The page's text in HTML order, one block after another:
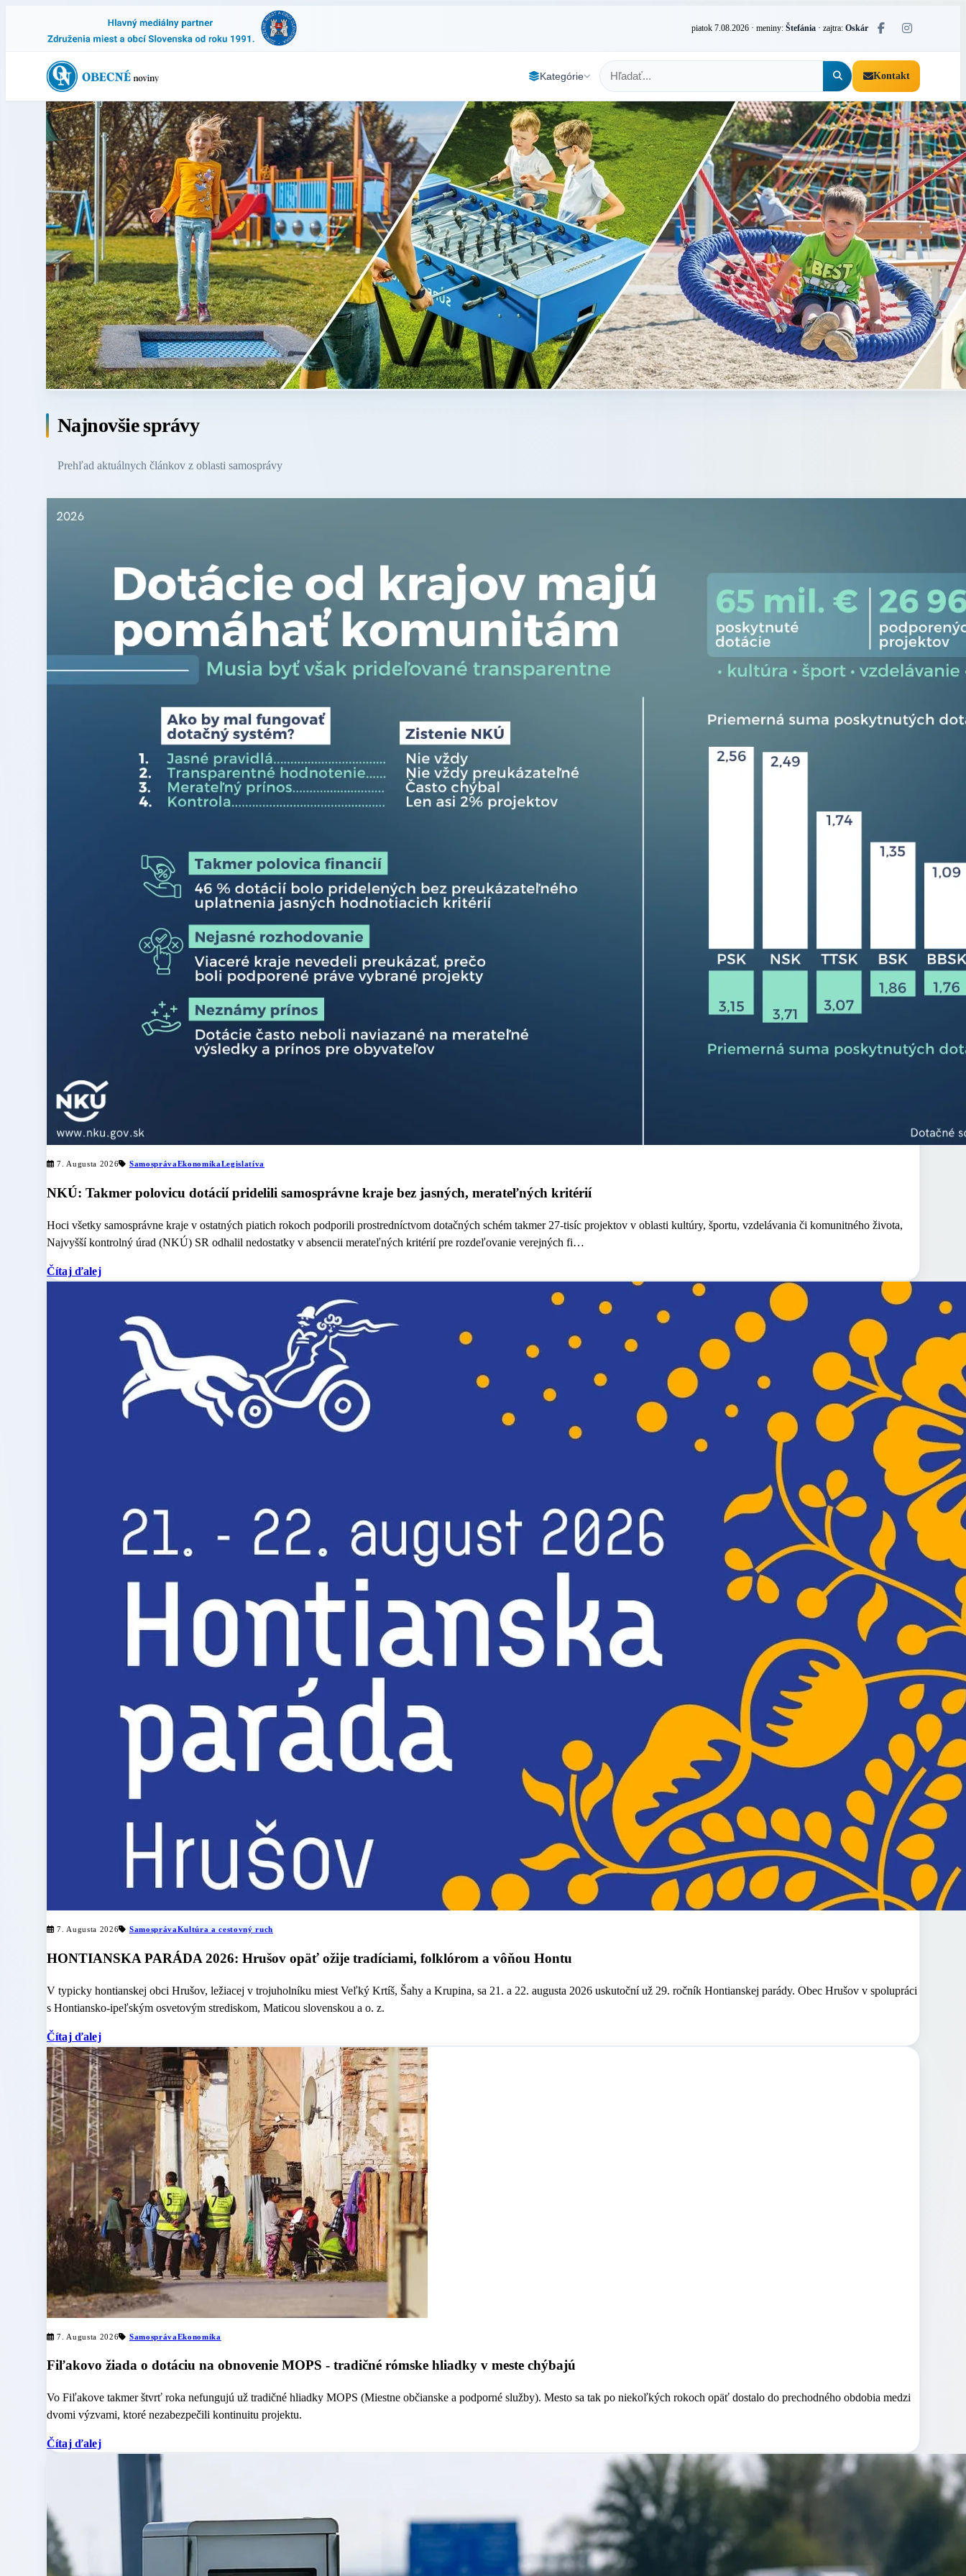
piatok 7.08.2026 · meniny: Štefánia · zajtra: Oskár
Kategórie Kontakt
Najnovšie správy
Prehľad aktuálnych článkov z oblasti samosprávy
7. Augusta 2026 SamosprávaEkonomikaLegislatíva
NKÚ: Takmer polovicu dotácií pridelili samosprávne kraje bez jasných, merateľných kritérií
Hoci všetky samosprávne kraje v ostatných piatich rokoch podporili prostredníctvom dotačných schém takmer 27-tisíc projektov v oblasti kultúry, športu, vzdelávania či komunitného života,
Najvyšší kontrolný úrad (NKÚ) SR odhalil nedostatky v absencii merateľných kritérií pre rozdeľovanie verejných fi…
Čítaj ďalej
7. Augusta 2026 SamosprávaKultúra a cestovný ruch
HONTIANSKA PARÁDA 2026: Hrušov opäť ožije tradíciami, folklórom a vôňou Hontu
V typicky hontianskej obci Hrušov, ležiacej v trojuholníku miest Veľký Krtíš, Šahy a Krupina, sa 21. a 22. augusta 2026 uskutoční už 29. ročník Hontianskej parády. Obec Hrušov v spolupráci
s Hontiansko-ipeľským osvetovým strediskom, Maticou slovenskou a o. z.
Čítaj ďalej
7. Augusta 2026 SamosprávaEkonomika
Fiľakovo žiada o dotáciu na obnovenie MOPS - tradičné rómske hliadky v meste chýbajú
Vo Fiľakove takmer štvrť roka nefungujú už tradičné hliadky MOPS (Miestne občianske a podporné služby). Mesto sa tak po niekoľkých rokoch opäť dostalo do prechodného obdobia medzi
dvomi výzvami, ktoré nezabezpečili kontinuitu projektu.
Čítaj ďalej